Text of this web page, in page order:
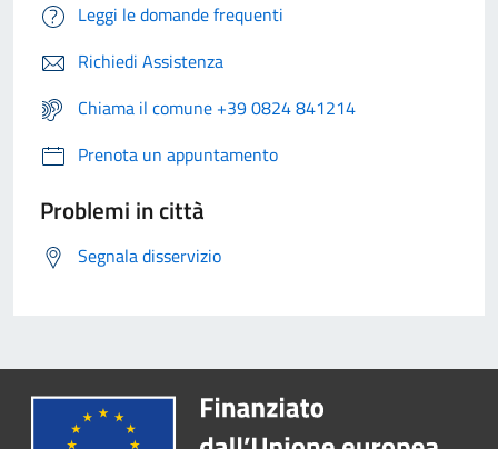
Leggi le domande frequenti
Richiedi Assistenza
Chiama il comune +39 0824 841214
Prenota un appuntamento
Problemi in città
Segnala disservizio